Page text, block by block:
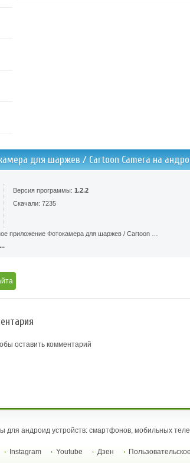
для шаржев / Cartoon Camera на
Версия программы: 1.2.2
Скачали: 7235
приложение Фотокамера для шаржев / Cartoon …
оставить комментарий
андроид устройств: смартфонов, мобильных
Instagram Youtube Дзен